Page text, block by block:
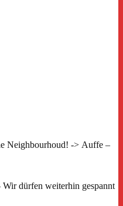
Neighbourhoud! -> Auffe –
dürfen weiterhin gespannt